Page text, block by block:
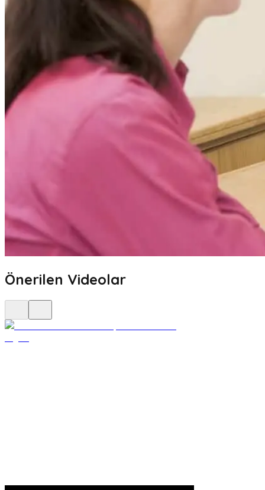
Önerilen Videolar